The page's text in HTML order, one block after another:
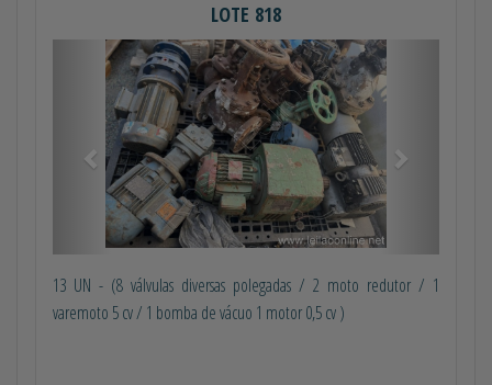
LOTE 818
Anterior
13 UN - (8 válvulas diversas polegadas / 2 moto redutor / 1
varemoto 5 cv / 1 bomba de vácuo 1 motor 0,5 cv )